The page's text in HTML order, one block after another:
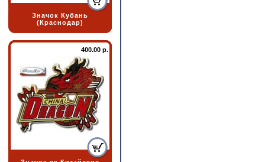
Значок Кубань
(Краснодар)
400.00 р.